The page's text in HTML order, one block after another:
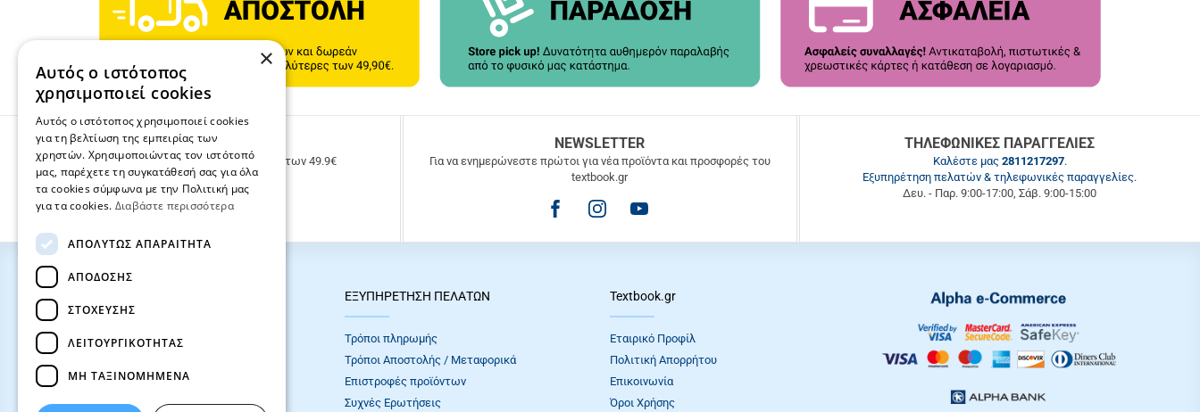
ΔΩΡΕΑΝ ΜΕΤΑΦΟΡΙΚΑ
Δωρεάν μεταφορικά για παραγγελίες άνω των 49.9€
NEWSLETTER
Για να ενημερώνεστε πρώτοι για νέα προϊόντα και προσφορές του
textbook.gr
ΤΗΛΕΦΩΝΙΚΕΣ ΠΑΡΑΓΓΕΛΙΕΣ
Καλέστε μας 2811217297.
Εξυπηρέτηση πελατών & τηλεφωνικές παραγγελίες.
Δευ. - Παρ. 9:00-17:00, Σάβ. 9:00-15:00
ΣΧΟΛΙΚΕΣ ΤΣΑΝΤΕΣ
ΕΞΥΠΗΡΕΤΗΣΗ ΠΕΛΑΤΩΝ
Τρόποι πληρωμής
Τρόποι Αποστολής / Μεταφορικά
Επιστροφές προϊόντων
Συχνές Eρωτήσεις
Textbook.gr
Εταιρικό Προφίλ
Πολιτική Απορρήτου
Επικοινωνία
Όροι Xρήσης
×
Αυτός ο ιστότοπος
χρησιμοποιεί cookies
Αυτός ο ιστότοπος χρησιμοποιεί cookies
για τη βελτίωση της εμπειρίας των
χρηστών. Χρησιμοποιώντας τον ιστότοπό
μας, παρέχετε τη συγκατάθεσή σας για όλα
τα cookies σύμφωνα με την Πολιτική μας
για τα cookies. Διαβάστε περισσότερα
ΑΠΟΛΎΤΩΣ ΑΠΑΡΑΊΤΗΤΑ
ΑΠΌΔΟΣΗΣ
ΣΤΌΧΕΥΣΗΣ
ΛΕΙΤΟΥΡΓΙΚΌΤΗΤΑΣ
ΜΗ ΤΑΞΙΝΟΜΗΜΈΝΑ